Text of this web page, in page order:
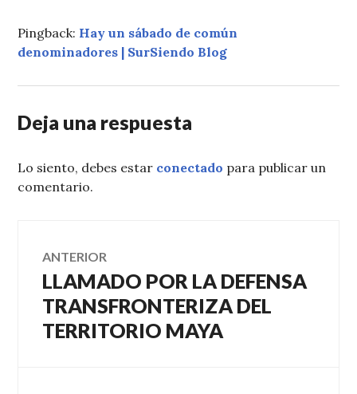
Pingback: Hay un sábado de común
denominadores | SurSiendo Blog
Deja una respuesta
Lo siento, debes estar conectado para publicar un
comentario.
Navegación
de
entradas
ANTERIOR
Entrada
anterior:
LLAMADO POR LA DEFENSA
TRANSFRONTERIZA DEL
TERRITORIO MAYA